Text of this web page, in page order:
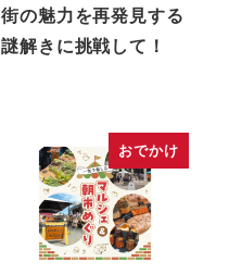
街の魅力を再発見する
謎解きに挑戦して！
おでかけ